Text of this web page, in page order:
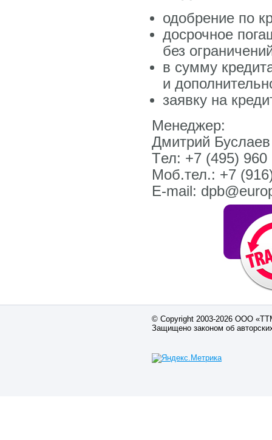
одобрение по
досрочное
без
в сумму
и
заявку на
Менеджер:
Дмитрий Буслаев
Tел: +7 (495)
Моб.тел.: +7
E-mail:
© Copyright 2003-2026 ООО
Защищено законом об